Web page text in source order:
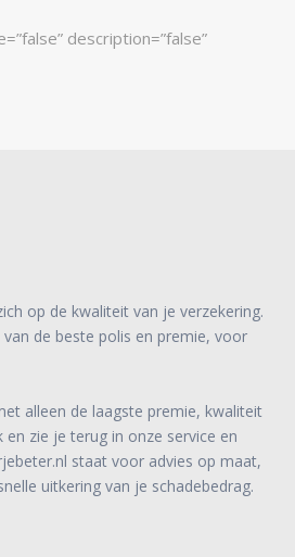
description=”false”
op de kwaliteit van je verzekering.
de beste polis en premie, voor
alleen de laagste premie, kwaliteit
zie je terug in onze service en
staat voor advies op maat,
uitkering van je schadebedrag.